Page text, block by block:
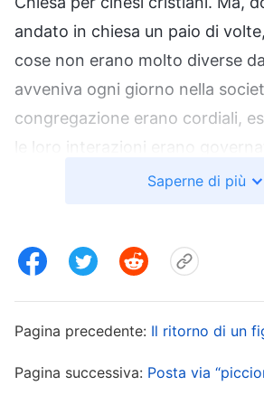
andato in chiesa un paio di
cose non erano molto diverse
avveniva ogni giorno nella
congregazione erano cordiali,
le loro interazioni erano
dal denaro. Di fronte a una tale
Quando ritornerai, i buoni
continuassi ad andare a messa,
amareggiava e mi deprimeva, e
Saperne di più
Pagina precedente: Il ritorno di un
Pagina successiva: Posta via